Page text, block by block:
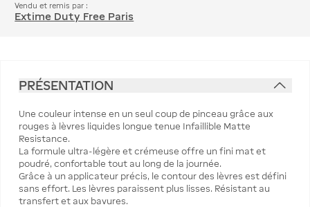
Vendu et remis par :
Extime Duty Free Paris
PRÉSENTATION
Une couleur intense en un seul coup de pinceau grâce aux
rouges à lèvres liquides longue tenue Infaillible Matte
Resistance.
La formule ultra-légère et crémeuse offre un fini mat et
poudré, confortable tout au long de la journée.
Grâce à un applicateur précis, le contour des lèvres est défini
sans effort. Les lèvres paraissent plus lisses. Résistant au
transfert et aux bavures.